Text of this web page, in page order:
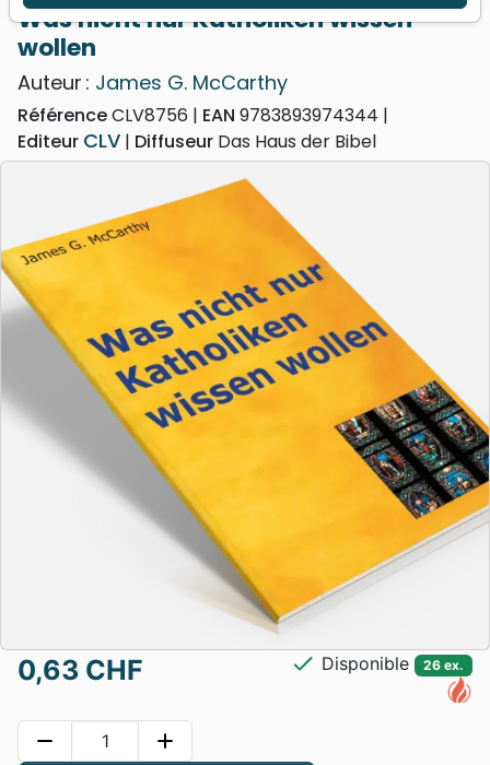
Was nicht nur Katholiken wissen
wollen
Auteur : James G. McCarthy
RéférenceCLV8756 EAN 9783893974344
Editeur CLV Diffuseur Das Haus der Bibel
0,63 CHF check Disponible 26 ex.
remove add